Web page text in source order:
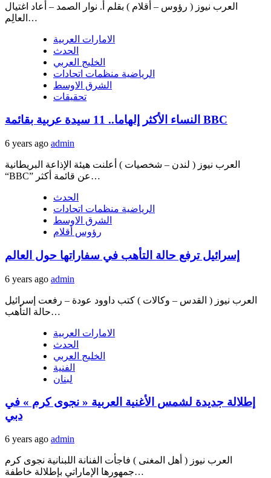
العرب نيوز ( رؤوس – أقلام ) بقلم أ. نوار الصمد – أعاد اغتيال
العالِم…
الامارات العربية
الحدث
الخليج العربي
الرياضية منظمات اتحادات
الشرق الاوسط
تحقيقات
النساء الأكثر إلهاما.. 11 سيدة عربية بقائمة BBC
6 years ago admin
العرب نيوز ( لندن – شخصيات ) أعلنت هيئة الإذاعة البريطانية
“BBC” عن قائمة أكثر…
الحدث
الرياضية منظمات اتحادات
الشرق الاوسط
رؤوس أقلام
إسرائيل ترفع حالة التأهب في سفاراتها حول العالم
6 years ago admin
العرب نيوز ( القدس – وكالات ) كتب داوود عودة – رفعت إسرائيل
حالة التأهب…
الامارات العربية
الحدث
الخليج العربي
الفنية
لبنان
إطلالة جديدة لشمس الأغنية العربية « نجوى كرم » في
دبي
6 years ago admin
العرب نيوز ( أهل المغنى ) فاجأت الفنانة اللبنانية نجوى كرم
جمهورها الإماراتي بإطلالة خاطفة…